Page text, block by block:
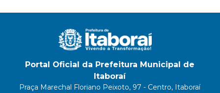
Portal Oficial da Prefeitura Municipal de
Itaboraí
Praça Marechal Floriano Peixoto, 97 - Centro, Itaboraí